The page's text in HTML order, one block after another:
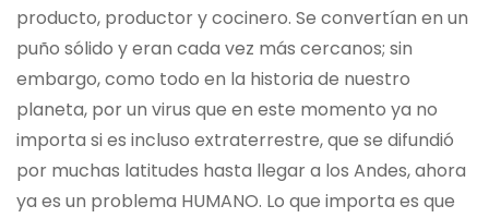
producto, productor y cocinero. Se convertían en un
puño sólido y eran cada vez más cercanos; sin
embargo, como todo en la historia de nuestro
planeta, por un virus que en este momento ya no
importa si es incluso extraterrestre, que se difundió
por muchas latitudes hasta llegar a los Andes, ahora
ya es un problema HUMANO. Lo que importa es que